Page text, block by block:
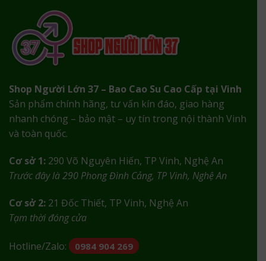
Shop Người Lớn 37 – Bao Cao Su Cao Cấp tại Vinh
Sản phẩm chính hãng, tư vấn kín đáo, giao hàng
nhanh chóng – bảo mật – uy tín trong nội thành Vinh
và toàn quốc.
Cơ sở 1: 290 Võ Nguyên Hiến, TP Vinh, Nghệ An
Trước đây là 290 Phong Đình Cảng, TP Vinh, Nghệ An
Cơ sở 2: 21 Đốc Thiết, TP Vinh, Nghệ An
Tạm thời đóng cửa
Hotline/Zalo: 0984 904 269